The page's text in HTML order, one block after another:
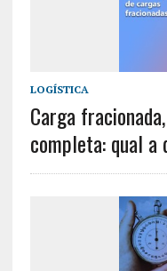
LOGÍSTICA
Carga
completa: qual a